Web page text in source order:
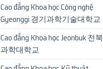
Cao đẳng Khoa học Công nghệ
Gyeonggi 경기과학기술대학교
Cao đẳng Khoa học Jeonbuk 전북
과학대학교